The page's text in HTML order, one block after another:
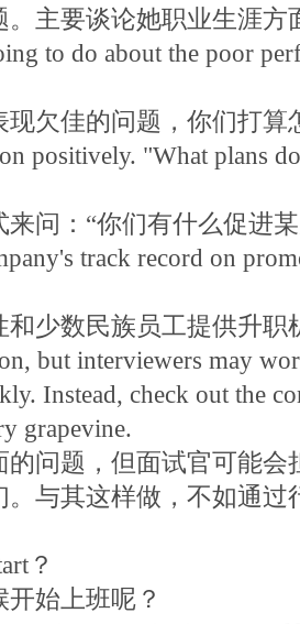
。主要谈论她职业生涯方
to do about the poor
现欠佳的问题，你们打算
positively. "What plans
来问：“你们有什么促进
track record on
和少数民族员工提供升职
but interviewers may
Instead, check out the
grapevine.
的问题，但面试官可能会
。与其这样做，不如通过
？
始上班呢？